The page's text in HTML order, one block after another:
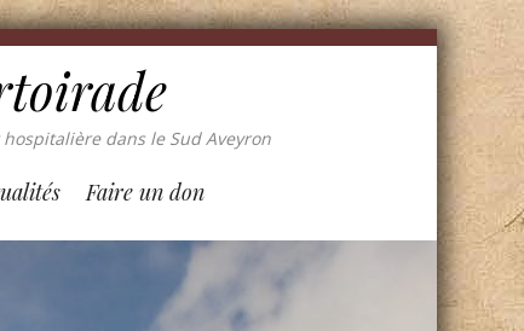
dans le Sud Aveyron
Faire un don